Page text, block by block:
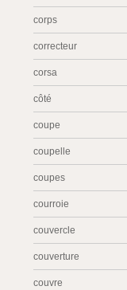
corps
correcteur
corsa
côté
coupe
coupelle
coupes
courroie
couvercle
couverture
couvre